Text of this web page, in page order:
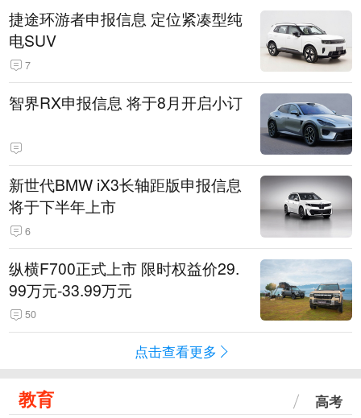
捷途环游者申报信息 定位紧凑型纯
电SUV
7
智界RX申报信息 将于8月开启小订
新世代BMW iX3长轴距版申报信息
将于下半年上市
6
纵横F700正式上市 限时权益价29.
99万元-33.99万元
50
点击查看更多
教育 高考